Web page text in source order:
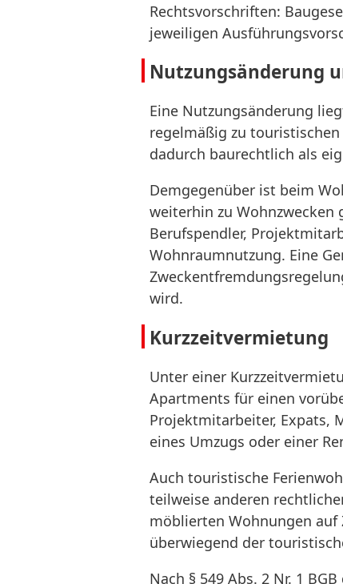
Rechtsvorschriften:
jeweiligen
Nutzungsänderung
Eine Nutzungsänderung
regelmäßig zu
dadurch baurechtlich als
Demgegenüber ist beim
weiterhin zu
Berufspendler,
Wohnraumnutzung. Eine
wird.
Kurzzeitvermietung
Unter einer
Apartments für einen
Projektmitarbeiter, Expats,
eines Umzugs oder einer
Auch touristische
teilweise anderen
möblierten Wohnungen
überwiegend der
Nach § 549 Abs. 2 Nr. 1